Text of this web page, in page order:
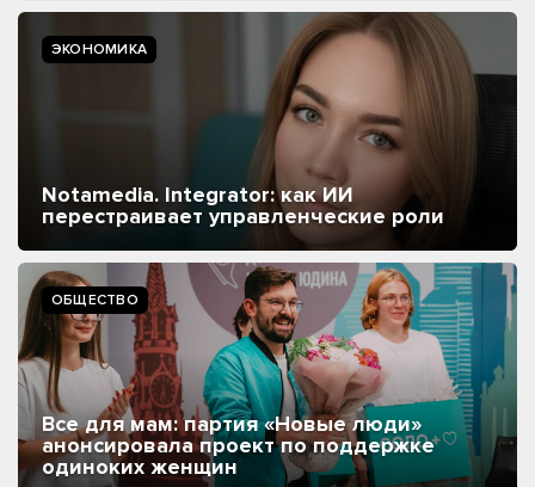
ЭКОНОМИКА
Notamedia. Integrator: как ИИ
перестраивает управленческие роли
ОБЩЕСТВО
Все для мам: партия «Новые люди»
анонсировала проект по поддержке
одиноких женщин